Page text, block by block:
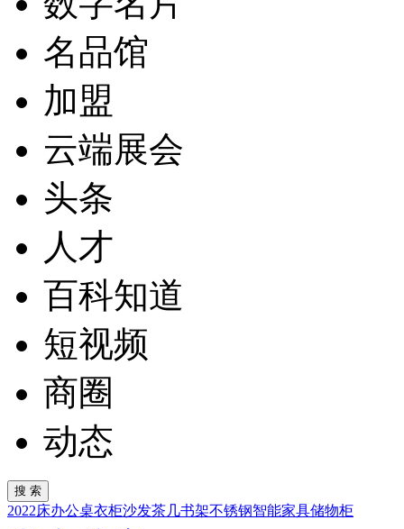
名品馆
加盟
云端展会
头条
人才
百科知道
短视频
商圈
动态
2022床办公桌衣柜沙发茶几书架不锈钢智能家具储物柜